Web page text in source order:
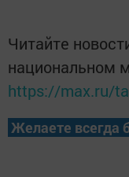
Читайте
национальном
https://max.ru/
Желаете всегда